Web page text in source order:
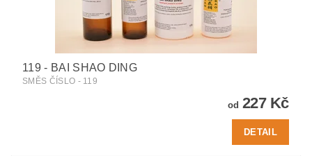
119 - BAI SHAO DING
SMĚS ČÍSLO - 119
od 227 Kč
DETAIL